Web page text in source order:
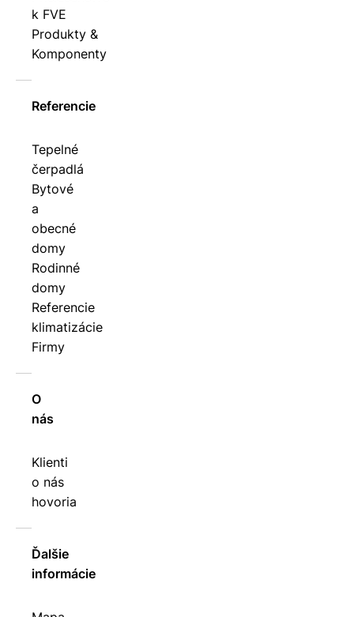
k FVE
Produkty &
Komponenty
Referencie
Tepelné
čerpadlá
Bytové
a
obecné
domy
Rodinné
domy
Referencie
klimatizácie
Firmy
O
nás
Klienti
o nás
hovoria
Ďalšie
informácie